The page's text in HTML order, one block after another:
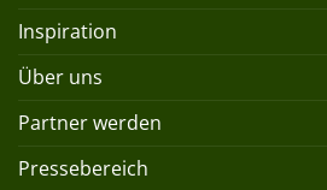
Inspiration
Über uns
Partner werden
Pressebereich